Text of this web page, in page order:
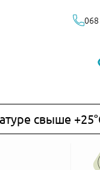
свыше +25°C